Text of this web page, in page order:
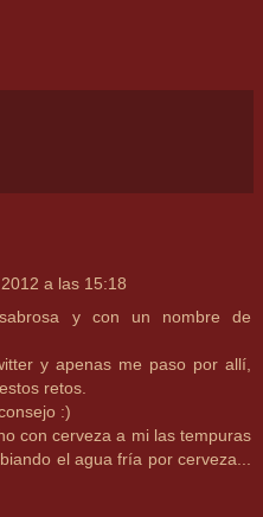
a las 15:18
y con un nombre de
y apenas me paso por allí,
retos.
:)
con cerveza a mi las tempuras
el agua fría por cerveza...